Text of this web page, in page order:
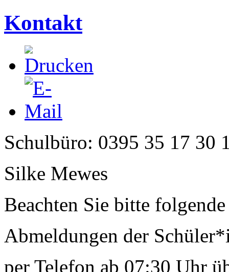
Kontakt
Schulbüro: 0395 35 17 30
Silke Mewes
Beachten Sie bitte
Abmeldungen der
per Telefon ab 07:30 Uhr